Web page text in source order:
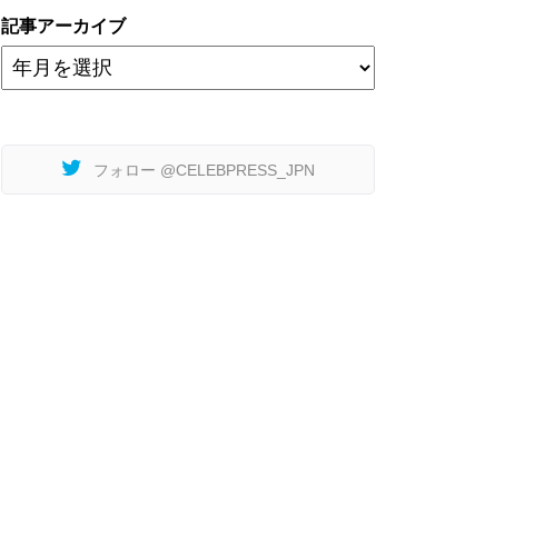
記事アーカイブ
フォロー @CELEBPRESS_JPN